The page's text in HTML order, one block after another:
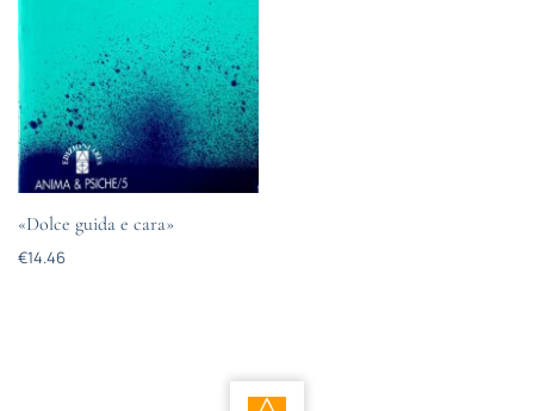
«Dolce guida e cara»
€14.46